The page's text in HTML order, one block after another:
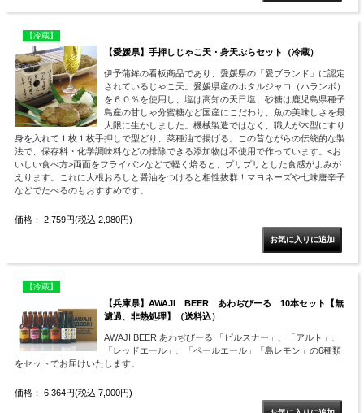
【冷蔵】
【愛媛県】手押しじゃこ天・身天ぷらセット（冷蔵）
伊予蒲鉾の看板商品であり、愛媛県の「愛ブランド」に認定
されているじゃこ天。愛媛県産のホタルジャコ（ハランボ）
を６０％を使用し、塩は高知の天日塩、砂糖は鹿児島県種子
島産の甘しゃ分蜜糖など国産にこだわり、魚の美味しさを最
大限に生かしました。機械製造ではなく、職人が木型にすり
身を入れて１枚１枚手押しで型どり、菜種油で揚げる。この昔ながらの伝統的な製
法で、保存料・化学調味料などの排除できる添加物は不使用で作っています。<お
いしい食べ方>両面をフライパンなどで軽く焙ると、プリプリとした食感がよみが
えります。これに大根おろしと醤油をつけると相性抜群！マヨネーズや七味唐辛子
などでたべるのもおすすめです。
価格： 2,759円(税込 2,980円)
【冷蔵】
【兵庫県】AWAJI BEER あわぢびーる 10本セット【無
濾過、非熱処理】（送料込）
AWAJI BEER あわぢびーる 「ピルスナー」、「アルト」、
「レッドエール」、「ペールエール」「島レモン」の6種類
をセットでお届けいたします。
価格： 6,364円(税込 7,000円)